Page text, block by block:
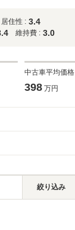
居住性 : 3.4
維持費 : 3.0
中古車平均価格
398万円
絞り込み